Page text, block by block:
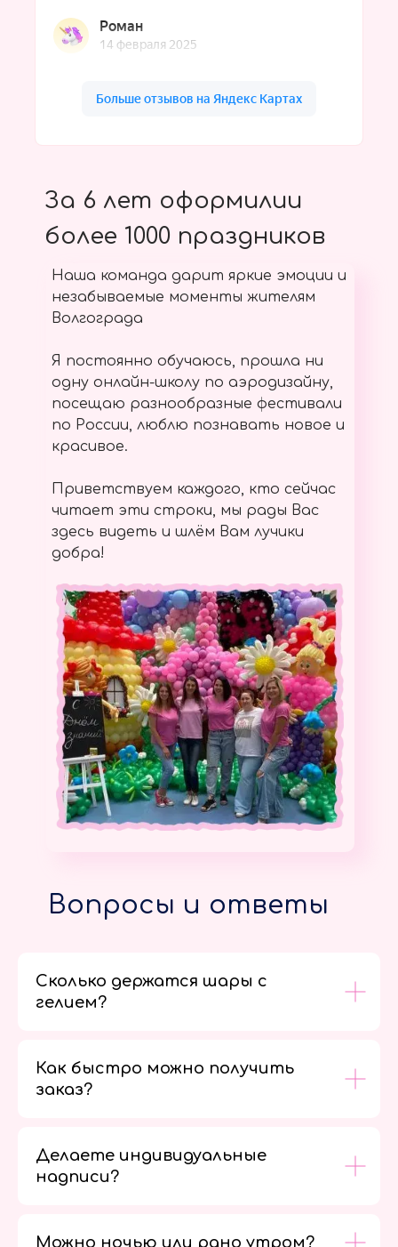
За 6 лет оформилии
более 1000 праздников
Наша команда дарит яркие эмоции и
незабываемые моменты жителям
Волгограда
Я постоянно обучаюсь, прошла ни
одну онлайн-школу по аэродизайну,
посещаю разнообразные фестивали
по России, люблю познавать новое и
красивое.
Приветствуем каждого, кто сейчас
читает эти строки, мы рады Вас
здесь видеть и шлём Вам лучики
добра!
Вопросы и ответы
Сколько держатся шары с
гелием?
Как быстро можно получить
заказ?
Делаете индивидуальные
надписи?
Можно ночью или рано утром?